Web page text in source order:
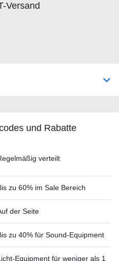
und Rabatte
verteilt
zu 60% im Sale Bereich
der Seite
zu 40% für Sound-Equipment
Equipment für weniger als 1
Versand